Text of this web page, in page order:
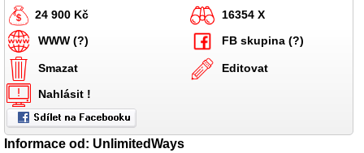
24 900 Kč
16354 X
WWW (?)
FB skupina (?)
Smazat
Editovat
Nahlásit !
Informace od: UnlimitedWays